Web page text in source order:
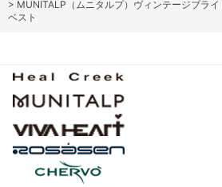
> MUNITALP（ムニタルプ）ヴィンテージブライ
ベスト